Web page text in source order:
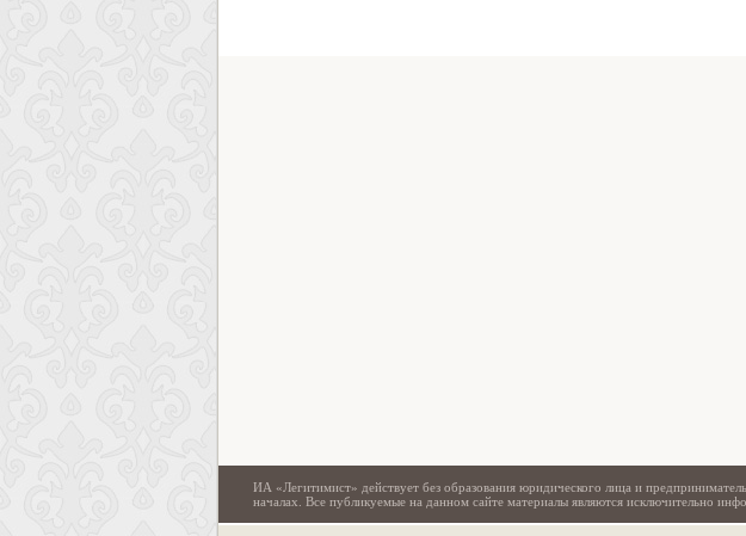
ИА «Легитимист» действует без образования юридического лица и
началах. Все публикуемые на данном сайте материалы являются исключительно